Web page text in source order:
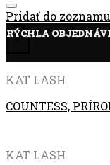
Pridať do
+
RÝCHLA
KAT LASH
COUNTESS,
KAT LASH